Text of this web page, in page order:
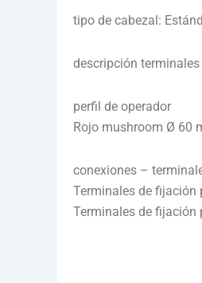
tipo de cabezal:
descripción terminales
perfil de operador
Rojo mushroom Ø 60
conexiones –
Terminales de fijación
Terminales de fijación